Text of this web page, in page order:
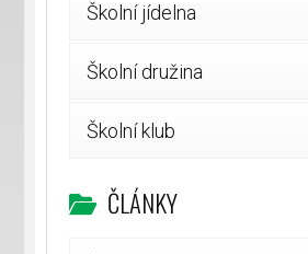
Školní jídelna
Školní družina
Školní klub
ČLÁNKY